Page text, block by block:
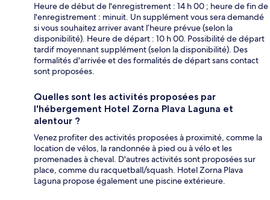
Heure de début de l'enregistrement : 14 h 00 ; heure de fin de
l'enregistrement : minuit. Un supplément vous sera demandé
si vous souhaitez arriver avant l’heure prévue (selon la
disponibilité). Heure de départ : 10 h 00. Possibilité de départ
tardif moyennant supplément (selon la disponibilité). Des
formalités d'arrivée et des formalités de départ sans contact
sont proposées.
Quelles sont les activités proposées par
l'hébergement Hotel Zorna Plava Laguna et
alentour ?
Venez profiter des activités proposées à proximité, comme la
location de vélos, la randonnée à pied ou à vélo et les
promenades à cheval. D'autres activités sont proposées sur
place, comme du racquetball/squash. Hotel Zorna Plava
Laguna propose également une piscine extérieure.